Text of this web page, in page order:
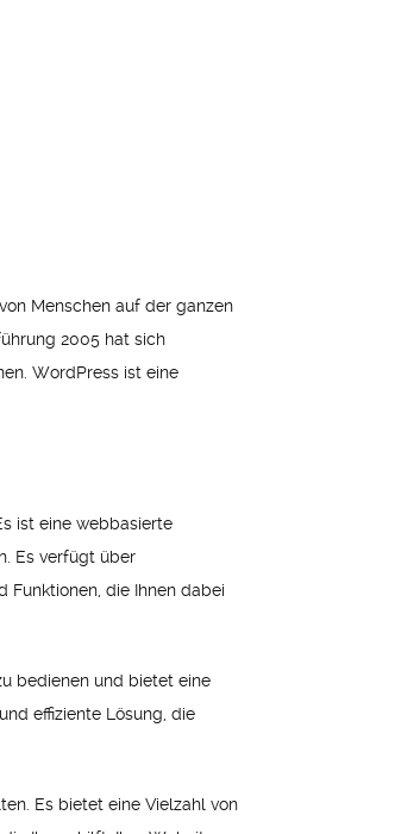
Menschen auf der ganzen
2005 hat sich
WordPress ist eine
ist eine webbasierte
Es verfügt über
Funktionen, die Ihnen dabei
bedienen und bietet eine
effiziente Lösung, die
Es bietet eine Vielzahl von